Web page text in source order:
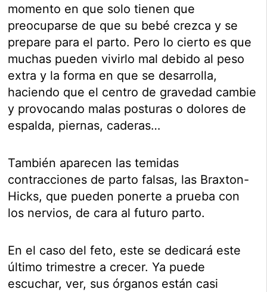
momento en que solo tienen que
preocuparse de que su bebé crezca y se
prepare para el parto. Pero lo cierto es que
muchas pueden vivirlo mal debido al peso
extra y la forma en que se desarrolla,
haciendo que el centro de gravedad cambie
y provocando malas posturas o dolores de
espalda, piernas, caderas…
También aparecen las temidas
contracciones de parto falsas, las Braxton-
Hicks, que pueden ponerte a prueba con
los nervios, de cara al futuro parto.
En el caso del feto, este se dedicará este
último trimestre a crecer. Ya puede
escuchar, ver, sus órganos están casi